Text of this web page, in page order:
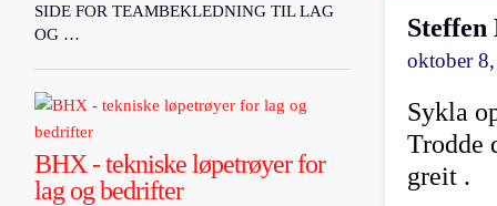
Steffen
oktober
Sykla
Trodde
greit .
SIDE FOR TEAMBEKLEDNING TIL LAG
OG …
BHX - tekniske løpetrøyer for
lag og bedrifter